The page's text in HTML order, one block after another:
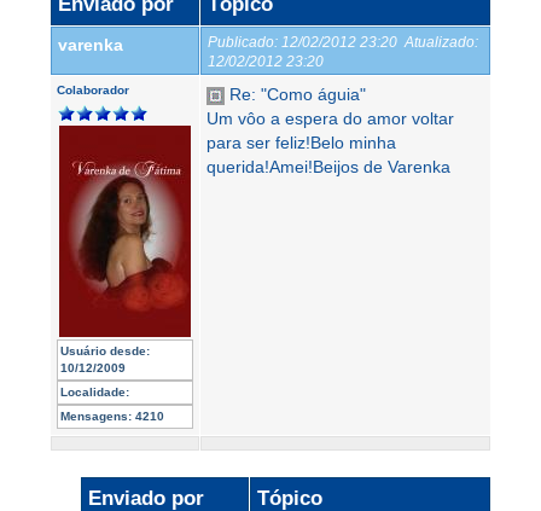
varenka Publicado: 12/02/2012 23:20 Atualizado:
12/02/2012 23:20
Colaborador
Usuário desde:
10/12/2009
Localidade:
Mensagens: 4210
Re: "Como águia"
Um vôo a espera do amor voltar
para ser feliz!Belo minha
querida!Amei!Beijos de Varenka
Enviado por Tópico